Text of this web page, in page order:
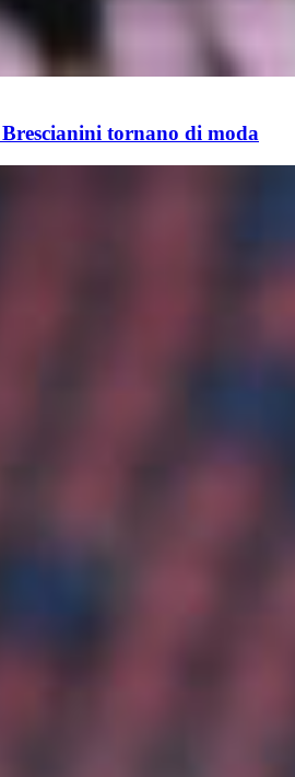
tornano di moda